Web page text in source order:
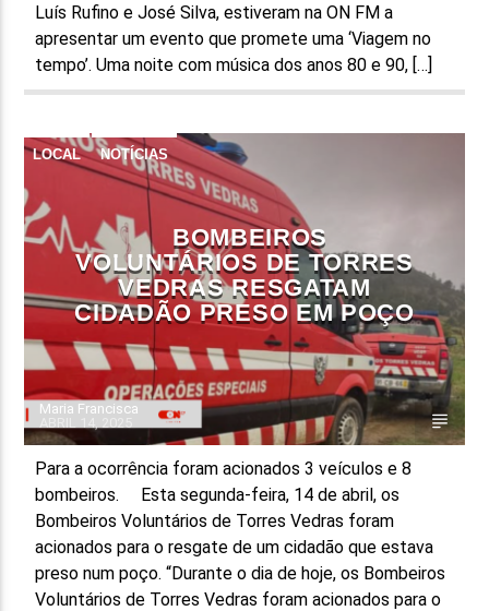
Luís Rufino e José Silva, estiveram na ON FM a
apresentar um evento que promete uma ‘Viagem no
tempo’. Uma noite com música dos anos 80 e 90, […]
LOCAL NOTÍCIAS
BOMBEIROS
VOLUNTÁRIOS DE TORRES
VEDRAS RESGATAM
CIDADÃO PRESO EM POÇO
Maria Francisca
Para a ocorrência foram acionados 3 veículos e 8
bombeiros. Esta segunda-feira, 14 de abril, os
Bombeiros Voluntários de Torres Vedras foram
acionados para o resgate de um cidadão que estava
preso num poço. “Durante o dia de hoje, os Bombeiros
Voluntários de Torres Vedras foram acionados para o